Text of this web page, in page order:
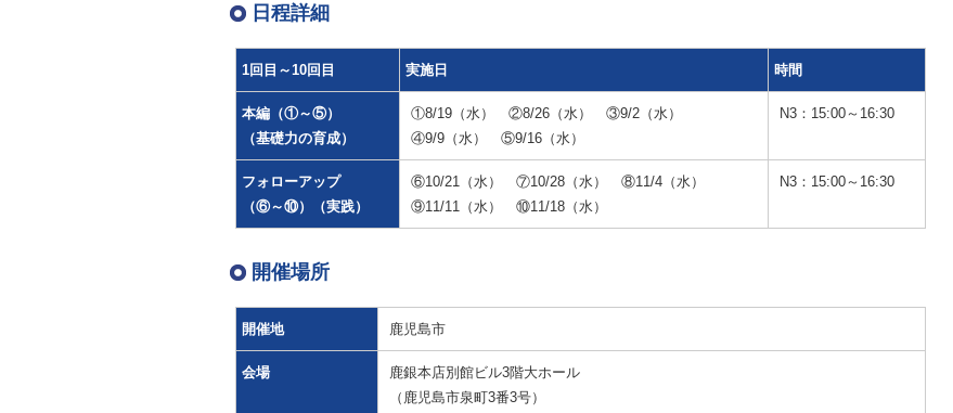
日程詳細
1回目～10回目 実施日 時間
本編（①～⑤）
（基礎力の育成）
①8/19（水） ②8/26（水） ③9/2（水）
④9/9（水） ⑤9/16（水）
N3：15:00～16:30
フォローアップ
（⑥～⑩）（実践）
⑥10/21（水） ⑦10/28（水） ⑧11/4（水）
⑨11/11（水） ⑩11/18（水）
N3：15:00～16:30
開催場所
開催地 鹿児島市
会場
鹿銀本店別館ビル3階大ホール
（鹿児島市泉町3番3号）